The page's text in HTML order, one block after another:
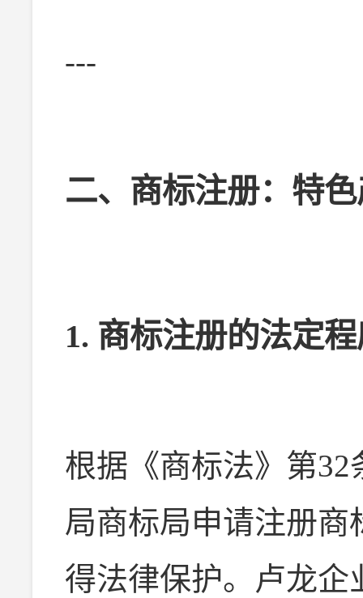
---
二、商标注册：特
1. 商标注册的法定
根据《商标法》第
局商标局申请注册
得法律保护。卢龙